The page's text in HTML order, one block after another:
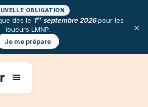
OBLIGATION
dès le 1erseptembre 2026pour les
loueurs LMNP.
Je me prépare
×